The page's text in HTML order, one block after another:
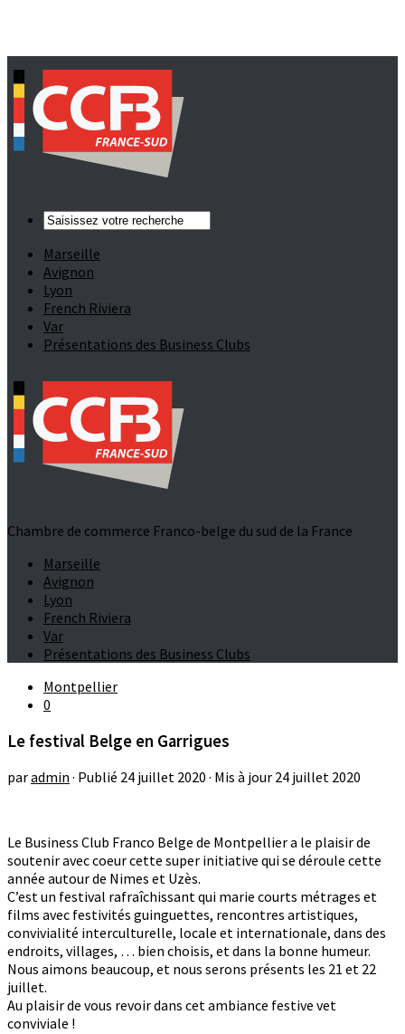
Marseille
Avignon
Lyon
French Riviera
Var
Présentations des Business Clubs
Chambre de commerce Franco-belge du sud de la France
Marseille
Avignon
Lyon
French Riviera
Var
Présentations des Business Clubs
Montpellier
0
Le festival Belge en Garrigues
paradmin · Publié 24 juillet 2020 · Mis à jour 24 juillet 2020
Le Business Club Franco Belge de Montpellier a le plaisir de
soutenir avec coeur cette super initiative qui se déroule cette
année autour de Nimes et Uzès.
C’est un festival rafraîchissant qui marie courts métrages et
films avec festivités guinguettes, rencontres artistiques,
convivialité interculturelle, locale et internationale, dans des
endroits, villages, … bien choisis, et dans la bonne humeur.
Nous aimons beaucoup, et nous serons présents les 21 et 22
juillet.
Au plaisir de vous revoir dans cet ambiance festive vet
conviviale !